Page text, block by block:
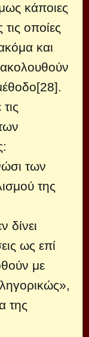
κάποιες
οποίες
και
των
της
δίνει
ως επί
με
της